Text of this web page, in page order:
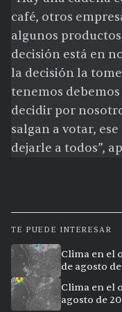
café, otros
algunos
decisión está en
la decisión la
tenemos
decidir por
salgan a votar,
dejarle a todos”,
TE PUEDE INTERESAR
Clima en el
de agosto
Clima en el
agosto de